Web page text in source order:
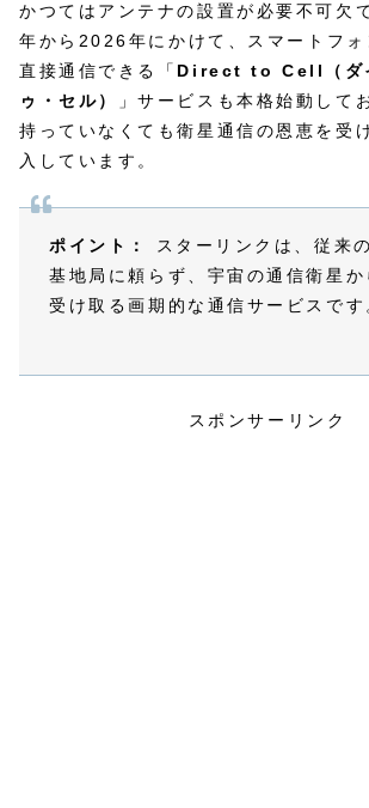
かつてはアンテナの設置が必要不可欠
年から2026年にかけて、スマートフォ
直接通信できる「 Direct to Cell（ダ
ゥ・セル）
」サービスも本格始動して
持っていなくても衛星通信の恩恵を受
入しています。
ポイント：
スターリンクは、従来
基地局に頼らず、宇宙の通信衛星か
受け取る画期的な通信サービスです
スポンサーリンク